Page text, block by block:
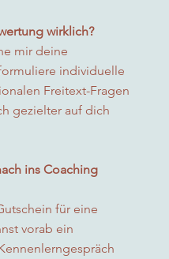
wirklich?
mir deine
individuelle
Freitext-Fragen
gezielter auf dich
ins Coaching
für eine
vorab ein